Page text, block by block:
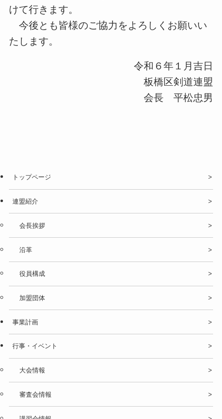
けて行きます。
今後とも皆様のご協力をよろしくお願いい
たします。
令和６年１月吉日
板橋区剣道連盟
会長 平松忠男
トップページ
連盟紹介
会長挨拶
沿革
役員構成
加盟団体
事業計画
行事・イベント
大会情報
審査会情報